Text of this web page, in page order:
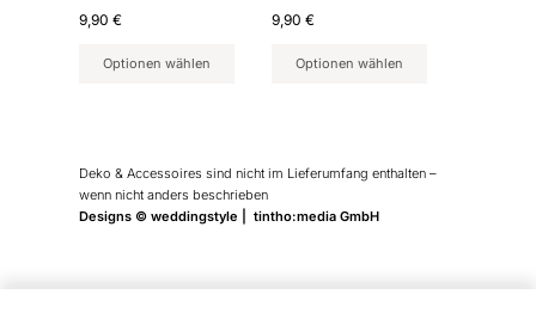
9,90 €
Optionen wählen
9,90€
Optionen wählen
Deko & Accessoires sind nicht im Lieferumfang enthalten –
wenn nicht anders beschrieben
Designs © weddingstyle | tintho:media GmbH